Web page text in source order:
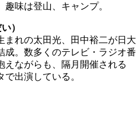
味は登山、キャンプ。
）
まれの太田光、田中裕二が日大
成。数多くのテレビ・ラジオ番
えながらも、隔月開催される
で出演している。